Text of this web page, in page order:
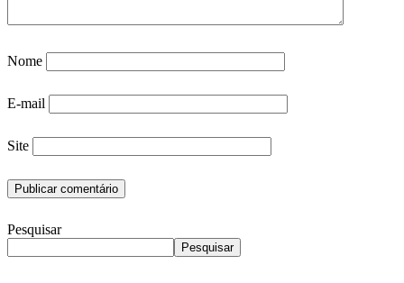
Nome
E-mail
Site
Pesquisar
Pesquisar